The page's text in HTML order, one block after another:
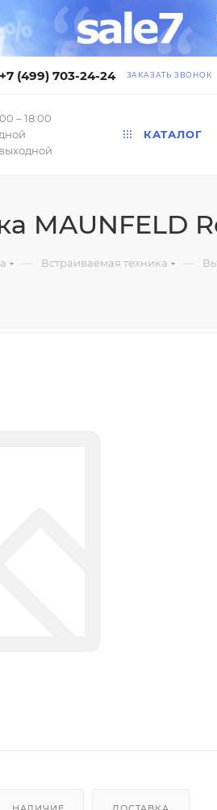
+7 (499) 703-24-24 ЗАКАЗАТЬ ЗВОНОК
– 18:00
КАТАЛОГ
MAUNFELD
— Встраиваемая техника —